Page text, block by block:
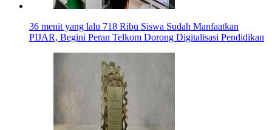
36 menit yang lalu 718 Ribu Siswa Sudah Manfaatkan
PIJAR, Begini Peran Telkom Dorong Digitalisasi Pendidikan